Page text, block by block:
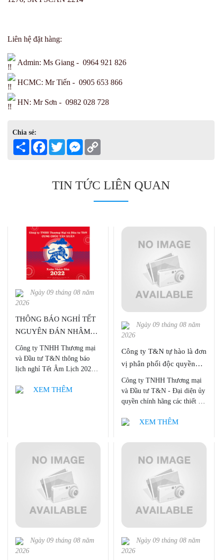
Liên hệ đặt hàng:
Admin: Ms Giang - 0964 921 826
HCMC: Mr Tiến - 0905 653 866
HN: Mr Sơn - 0982 028 728
Chia sẻ:
Share FacebookTwitterMessenger
TIN TỨC LIÊN QUAN
Ngày 09 tháng 08 năm
2026
THÔNG BÁO NGHỈ TẾT
NGUYÊN ĐÁN NHÂM
DẦN 2022
Công ty TNHH Thương mại
và Đầu tư T&N thông báo
lịch nghỉ Tết Âm Lịch 2022
đối tácXEM THÊM
Ngày 09 tháng 08 năm
2026
Công ty T&N tự hào là đơn
vị phân phối độc quyền
nhiều dòng sản phẩm của
Bruker tại Việt Nam
Công ty TNHH Thương mại
và Đầu tư T&N - Đại diện ủy
quyền chính hãng các thiết bị
Nam. Với hơn 15 năm kinh
những tên tuổi hãng đầu trong
nghiên cứu trên toàn cầu,
Công ty TNHH Thương mại
và Đầu tư T&N tự tin là đơn
vị đi đầu tại Việt Nam cung
cấp tới khách hàng những sản
phẩm chất lượng nhất.
XEM THÊM
Ngày 09 tháng 08 năm
2026
Ngày 09 tháng 08 năm
2026